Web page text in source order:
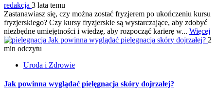
redakcja 3 lata temu
Zastanawiasz się, czy można zostać fryzjerem po ukończeniu kursu
fryzjerskiego? Czy kursy fryzjerskie są wystarczające, aby zdobyć
niezbędne umiejętności i wiedzę, aby rozpocząć karierę w... Więcej
Jak powinna wyglądać pielęgnacja skóry dojrzałej? 2
min odczytu
Uroda i Zdrowie
Jak powinna wyglądać pielęgnacja skóry dojrzałej?